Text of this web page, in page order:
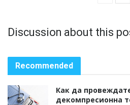
Discussion about this
Recommended
Как да
декомпресионна